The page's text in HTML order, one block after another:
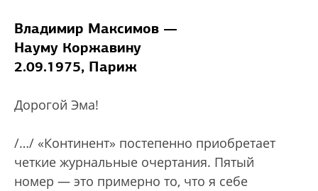
Владимир Максимов —
Науму Коржавину
2.09.1975, Париж
Дорогой Эма!
/…/ «Континент» постепенно приобретает
четкие журнальные очертания. Пятый
номер — это примерно то, что я себе